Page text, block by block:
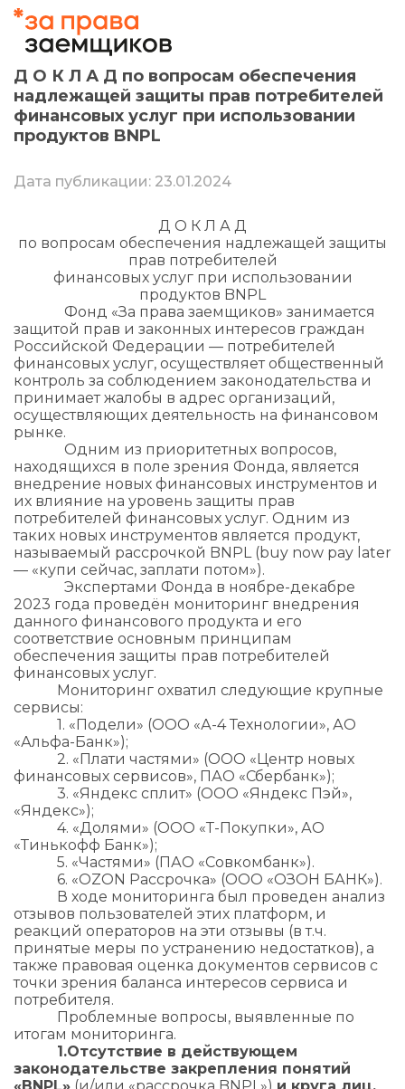
Д О К Л А Д по вопросам обеспечения
надлежащей защиты прав потребителей
финансовых услуг при использовании
продуктов BNPL
Дата публикации: 23.01.2024
Д О К Л А Д
по вопросам обеспечения надлежащей защиты
прав потребителей
финансовых услуг при использовании
продуктов BNPL
Фонд «За права заемщиков» занимается
защитой прав и законных интересов граждан
Российской Федерации — потребителей
финансовых услуг, осуществляет общественный
контроль за соблюдением законодательства и
принимает жалобы в адрес организаций,
осуществляющих деятельность на финансовом
рынке.
Одним из приоритетных вопросов,
находящихся в поле зрения Фонда, является
внедрение новых финансовых инструментов и
их влияние на уровень защиты прав
потребителей финансовых услуг. Одним из
таких новых инструментов является продукт,
называемый рассрочкой BNPL (buy now pay later
— «купи сейчас, заплати потом»).
Экспертами Фонда в ноябре-декабре
2023 года проведён мониторинг внедрения
данного финансового продукта и его
соответствие основным принципам
обеспечения защиты прав потребителей
финансовых услуг.
Мониторинг охватил следующие крупные
сервисы:
1. «Подели» (ООО «А-4 Технологии», АО
«Альфа-Банк»);
2. «Плати частями» (ООО «Центр новых
финансовых сервисов», ПАО «Сбербанк»);
3. «Яндекс сплит» (ООО «Яндекс Пэй»,
«Яндекс»);
4. «Долями» (ООО «Т-Покупки», АО
«Тинькофф Банк»);
5. «Частями» (ПАО «Совкомбанк»).
6. «OZON Рассрочка» (ООО «ОЗОН БАНК»).
В ходе мониторинга был проведен анализ
отзывов пользователей этих платформ, и
реакций операторов на эти отзывы (в т.ч.
принятые меры по устранению недостатков), а
также правовая оценка документов сервисов с
точки зрения баланса интересов сервиса и
потребителя.
Проблемные вопросы, выявленные по
итогам мониторинга.
1.​Отсутствие в действующем
законодательстве закрепления понятий